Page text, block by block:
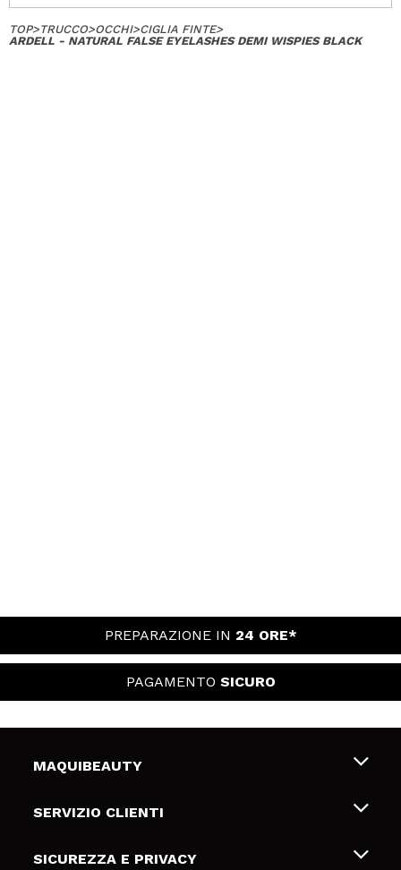
TOP>TRUCCO>OCCHI>CIGLIA FINTE>
ARDELL - NATURAL FALSE EYELASHES DEMI WISPIES BLACK
PREPARAZIONE IN 24 ORE*
PAGAMENTO SICURO
MAQUIBEAUTY
Chi siamo
Gift Cards
SERVIZIO CLIENTI
Spedizioni & Resi
SICUREZZA E PRIVACY